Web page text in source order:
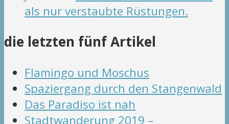
als nur verstaubte Rüstungen.
die letzten fünf Artikel
Flamingo und Moschus
Spaziergang durch den Stangenwald
Das Paradiso ist nah
Stadtwanderung 2019 –